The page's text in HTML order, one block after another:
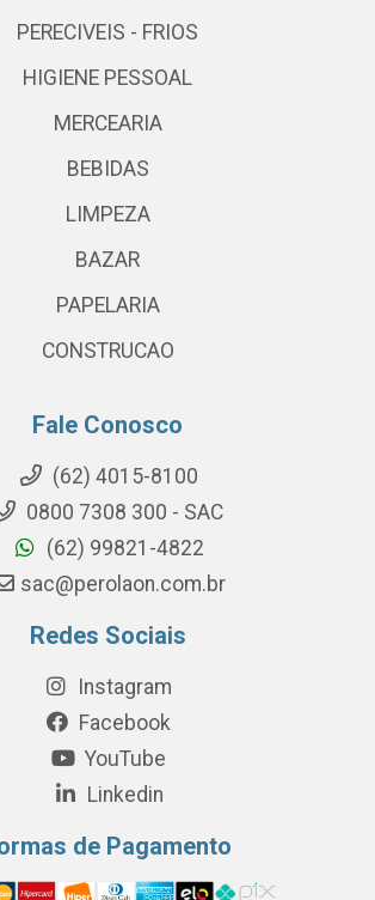
PERECIVEIS - FRIOS
HIGIENE PESSOAL
MERCEARIA
BEBIDAS
LIMPEZA
BAZAR
PAPELARIA
CONSTRUCAO
Fale Conosco
(62) 4015-8100
0800 7308 300 - SAC
(62) 99821-4822
sac@perolaon.com.br
Redes Sociais
Instagram
Facebook
YouTube
Linkedin
de Pagamento